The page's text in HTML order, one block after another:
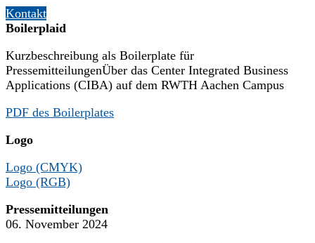
Kontakt
Boilerplaid
Kurzbeschreibung als Boilerplate für
PressemitteilungenÜber das Center Integrated Business
Applications (CIBA) auf dem RWTH Aachen Campus
PDF des Boilerplates
Logo
Logo (CMYK)
Logo (RGB)
Pressemitteilungen
06. November 2024